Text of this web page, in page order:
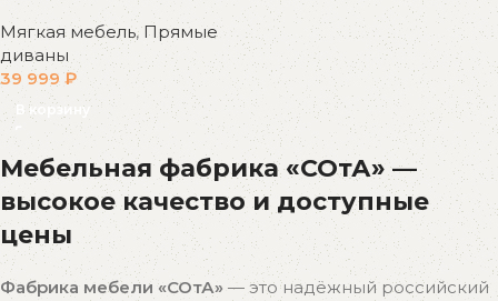
Мягкая мебель,Прямые
диваны
39 999₽
В корзину
Мебельная фабрика «СОтА» —
высокое качество и доступные
цены
Фабрика мебели «СОтА» — это надёжный российский